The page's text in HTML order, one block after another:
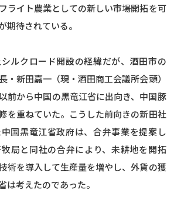
ライト農業としての新しい市場開拓を可
期待されている。
ルクロード開設の経緯だが、酒田市の
・新田嘉一（現・酒田商工会議所会頭）
前から中国の黒竜江省に出向き、中国豚
を重ねていた。こうした前向きの新田社
国黒竜江省政府は、合弁事業を提案し
局と同社の合弁により、未耕地を開拓
術を導入して生産量を増やし、外貨の獲
は考えたのであった。